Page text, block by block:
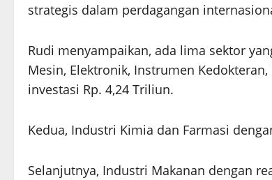
strategis dalam perdagangan
Rudi menyampaikan, ada lima sektor
Mesin, Elektronik, Instrumen
investasi Rp. 4,24 Triliun.
Kedua, Industri Kimia dan Farmasi
Selanjutnya, Industri Makanan dengan